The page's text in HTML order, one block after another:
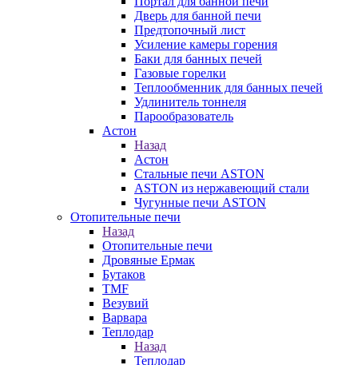
Дверь для банной печи
Предтопочный лист
Усиление камеры горения
Баки для банных печей
Газовые горелки
Теплообменник для банных печей
Удлинитель тоннеля
Парообразователь
Астон
Назад
Астон
Стальные печи ASTON
ASTON из нержавеющий стали
Чугунные печи ASTON
Отопительные печи
Назад
Отопительные печи
Дровяные Ермак
Бутаков
TMF
Везувий
Варвара
Теплодар
Назад
Теплодар